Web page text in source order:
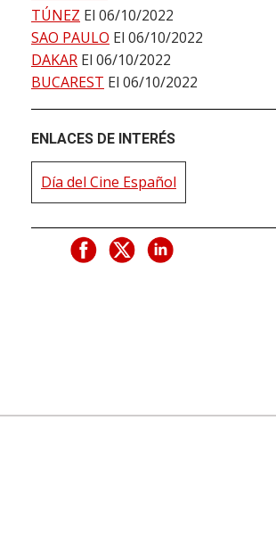
TÚNEZ El 06/10/2022
SAO PAULO El 06/10/2022
DAKAR El 06/10/2022
BUCAREST El 06/10/2022
ENLACES DE INTERÉS
Día del Cine Español